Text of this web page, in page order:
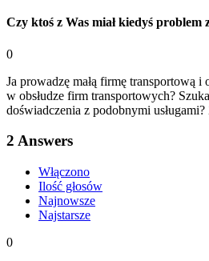
Czy ktoś z Was miał kiedyś
0
Ja prowadzę małą firmę transportową
w obsłudze firm transportowych?
doświadczenia z podobnymi
2 Answers
Włączono
Ilość głosów
Najnowsze
Najstarsze
0